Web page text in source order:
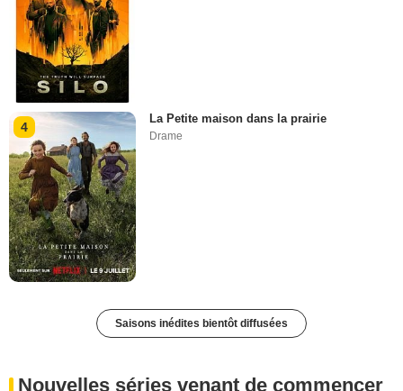
4
La Petite maison dans la prairie
Drame
Saisons inédites bientôt diffusées
Nouvelles séries venant de commencer